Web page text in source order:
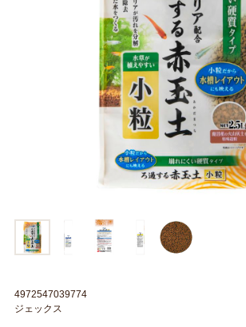
4972547039774
ジェックス